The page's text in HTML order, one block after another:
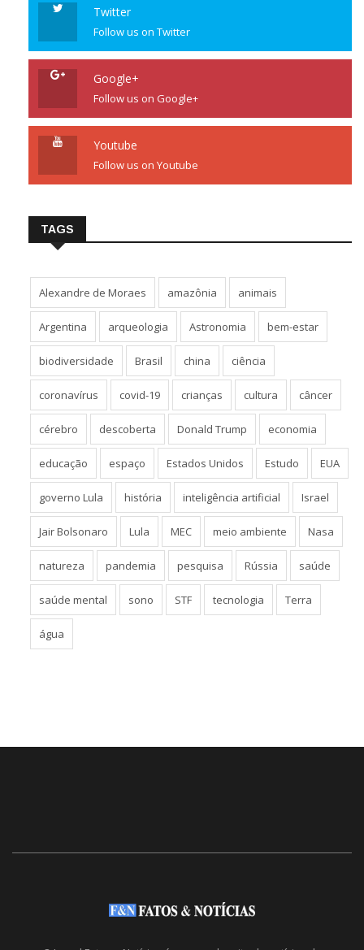
Twitter
Follow us on Twitter
Google+
Follow us on Google+
Youtube
Follow us on Youtube
TAGS
Alexandre de Moraes amazônia animais
Argentina arqueologia Astronomia bem-estar
biodiversidade Brasil china ciência
coronavírus covid-19 crianças cultura câncer
cérebro descoberta Donald Trump economia
educação espaço Estados Unidos Estudo EUA
governo Lula história inteligência artificial Israel
Jair Bolsonaro Lula MEC meio ambiente Nasa
natureza pandemia pesquisa Rússia saúde
saúde mental sono STF tecnologia Terra
água